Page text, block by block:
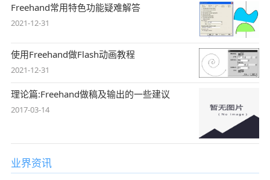
Freehand常用特色功能疑难解答
2021-12-31
使用Freehand做Flash动画教程
2021-12-31
理论篇:Freehand做稿及输出的一些建议
2017-03-14
业界资讯